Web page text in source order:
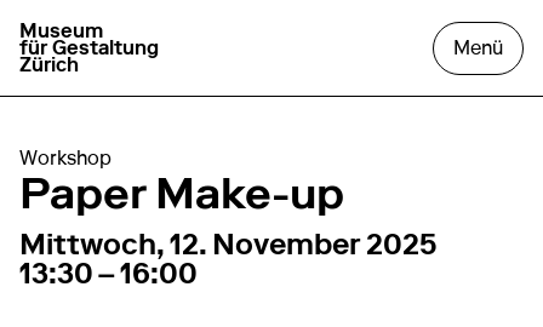
zur Startseite gehen
Museum
für Gestaltung
Zürich
Menüdas
Workshop
Paper Make-up
12. November 202513:30 – 16:00
Mittwoch, 12. November 2025
13:30 – 16:00